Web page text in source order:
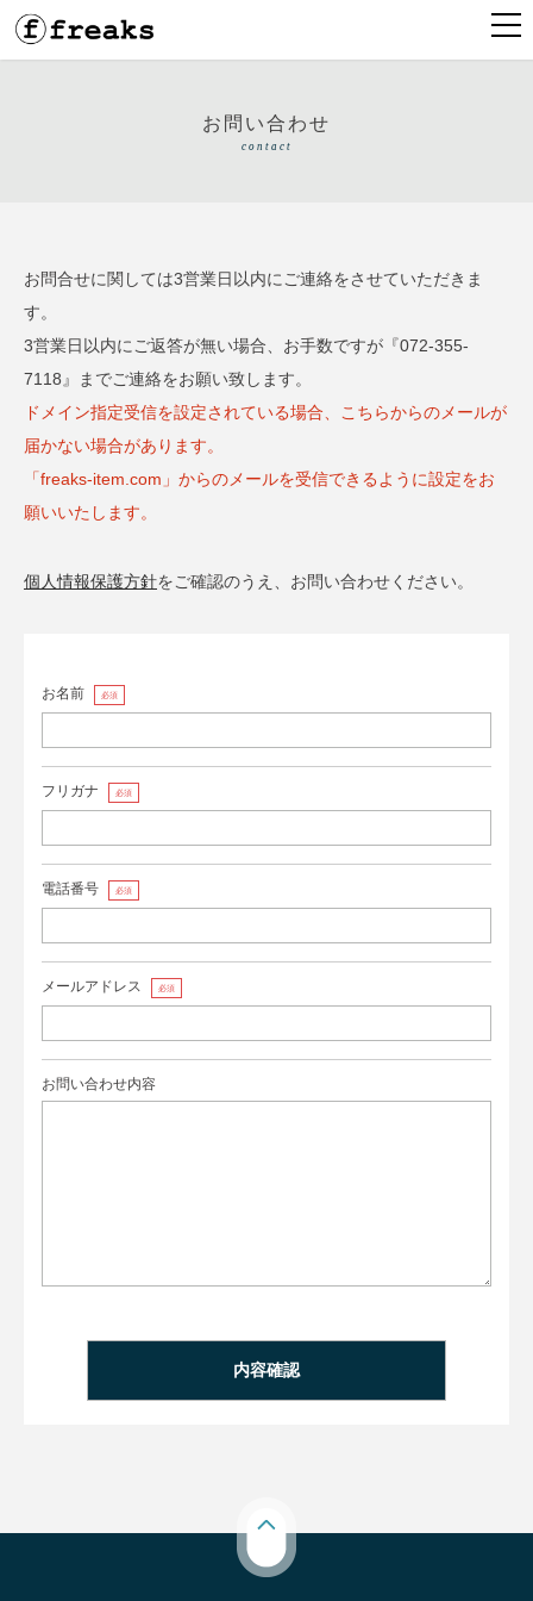
お問い合わせ
contact
お問合せに関しては3営業日以内にご連絡をさせていただきま
す。
3営業日以内にご返答が無い場合、お手数ですが『072-355-
7118』までご連絡をお願い致します。
ドメイン指定受信を設定されている場合、こちらからのメールが
届かない場合があります。
「freaks-item.com」からのメールを受信できるように設定をお
願いいたします。
個人情報保護方針をご確認のうえ、お問い合わせください。
お名前 必須
フリガナ 必須
電話番号 必須
メールアドレス 必須
お問い合わせ内容